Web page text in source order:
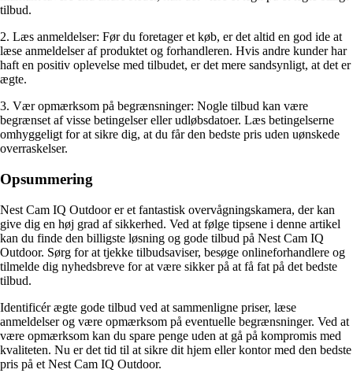
tilbud.
2. Læs anmeldelser: Før du foretager et køb, er det altid en god ide at
læse anmeldelser af produktet og forhandleren. Hvis andre kunder har
haft en positiv oplevelse med tilbudet, er det mere sandsynligt, at det er
ægte.
3. Vær opmærksom på begrænsninger: Nogle tilbud kan være
begrænset af visse betingelser eller udløbsdatoer. Læs betingelserne
omhyggeligt for at sikre dig, at du får den bedste pris uden uønskede
overraskelser.
Opsummering
Nest Cam IQ Outdoor er et fantastisk overvågningskamera, der kan
give dig en høj grad af sikkerhed. Ved at følge tipsene i denne artikel
kan du finde den billigste løsning og gode tilbud på Nest Cam IQ
Outdoor. Sørg for at tjekke tilbudsaviser, besøge onlineforhandlere og
tilmelde dig nyhedsbreve for at være sikker på at få fat på det bedste
tilbud.
Identificér ægte gode tilbud ved at sammenligne priser, læse
anmeldelser og være opmærksom på eventuelle begrænsninger. Ved at
være opmærksom kan du spare penge uden at gå på kompromis med
kvaliteten. Nu er det tid til at sikre dit hjem eller kontor med den bedste
pris på et Nest Cam IQ Outdoor.